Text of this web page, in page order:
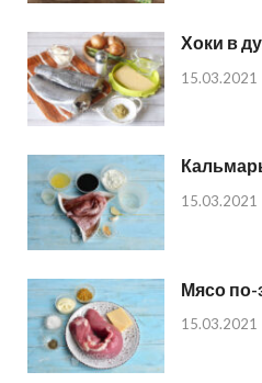
Хоки в
15.03.2021
15.03.2021
Мясо по-
15.03.2021